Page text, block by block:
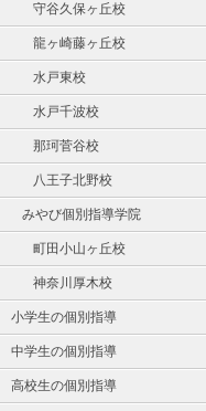
守谷久保ヶ丘校
龍ヶ崎藤ヶ丘校
水戸東校
水戸千波校
那珂菅谷校
八王子北野校
みやび個別指導学院
町田小山ヶ丘校
神奈川厚木校
小学生の個別指導
中学生の個別指導
高校生の個別指導